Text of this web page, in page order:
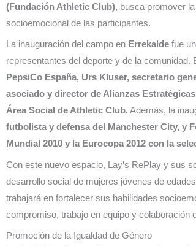
(Fundación Athletic Club), busca promover
socioemocional de las participantes.
La inauguración del campo en Errekalde fue
representantes del deporte y de la
PepsiCo España, Urs Kluser, secretario
asociado y director de Alianzas
Área Social de Athletic Club. Además, la
futbolista y defensa del Manchester City, y
Mundial 2010 y la Eurocopa 2012 con la
Con este nuevo espacio, Lay’s RePlay y sus
desarrollo social de mujeres jóvenes de
trabajará en fortalecer sus habilidades
compromiso, trabajo en equipo y colaboración
Promoción de la Igualdad de Género